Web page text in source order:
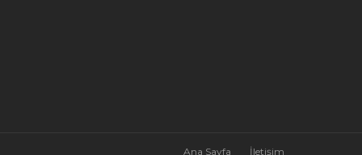
Ana Sayfa İletişim